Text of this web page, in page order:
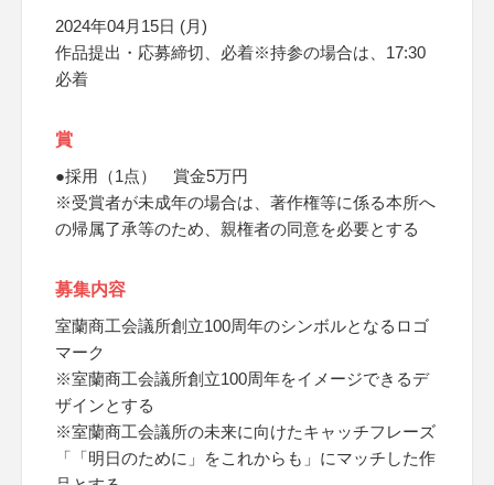
2024年04月15日 (月)
作品提出・応募締切、必着※持参の場合は、17:30
必着
賞
●採用（1点） 賞金5万円
※受賞者が未成年の場合は、著作権等に係る本所へ
の帰属了承等のため、親権者の同意を必要とする
募集内容
室蘭商工会議所創立100周年のシンボルとなるロゴ
マーク
※室蘭商工会議所創立100周年をイメージできるデ
ザインとする
※室蘭商工会議所の未来に向けたキャッチフレーズ
「「明日のために」をこれからも」にマッチした作